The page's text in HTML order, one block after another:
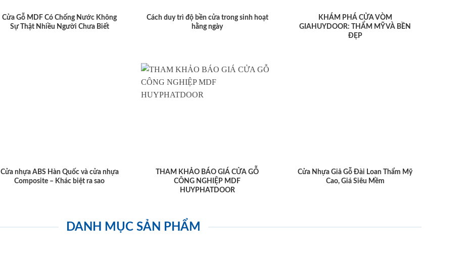
Cửa Gỗ MDF Có Chống Nước Không
Sự Thật Nhiều Người Chưa Biết
Cách duy trì độ bền cửa trong sinh hoạt
hằng ngày
KHÁM PHÁ CỬA VÒM
GIAHUYDOOR: THẨM MỸ VÀ BỀN
ĐẸP
Cửa nhựa ABS Hàn Quốc và cửa nhựa
Composite – Khác biệt ra sao
THAM KHẢO BÁO GIÁ CỬA GỖ
CÔNG NGHIỆP MDF
HUYPHATDOOR
Cửa Nhựa Giả Gỗ Đài Loan Thẩm Mỹ
Cao, Giá Siêu Mềm
DANH MỤC SẢN PHẨM